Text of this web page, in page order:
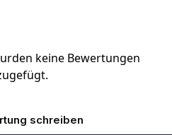
keine Bewertungen
schreiben